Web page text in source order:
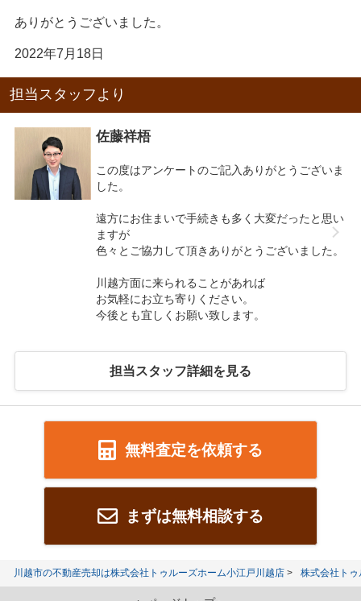
ありがとうございました。
2022年7月18日
担当スタッフより
佐藤祥梧
この度はアンケートのご記入ありがとうございま
した。
遠方にお住まいで手続きも多く大変だったと思い
ますが
色々とご協力して頂きありがとうございました。
川越方面に来られることがあれば
お気軽にお立ち寄りください。
今後とも宜しくお願い致します。
担当スタッフ詳細を見る
無料査定を依頼する
まずは無料相談する
川越市の不動産売却は株式会社トゥルーズホーム小江戸川越店 株式会社ト